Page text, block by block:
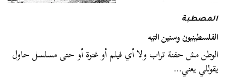
المصطبة
الفلسطينيون وسنين التيه
الوطن مش حفنة تراب ولا أي فيلم أو غنوة أو حتى مسلسل حاول
يقوللي يعني…